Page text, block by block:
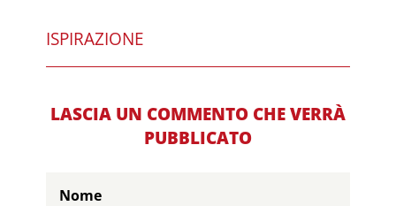
ISPIRAZIONE
LASCIA UN COMMENTO CHE VERRÀ
PUBBLICATO
Nome